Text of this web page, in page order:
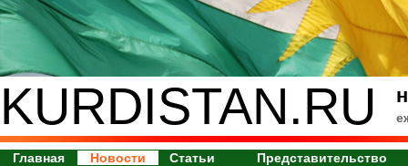
KURDISTAN.RU
Главная Новости Статьи Представительство